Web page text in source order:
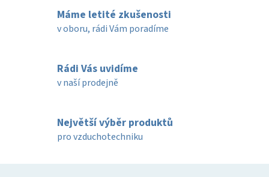
c
í
p
k
p
i
n
í
Máme letité zkušenosti
v oboru, rádi Vám poradíme
Rádi Vás uvidíme
v naší prodejně
Největší výběr produktů
pro vzduchotechniku